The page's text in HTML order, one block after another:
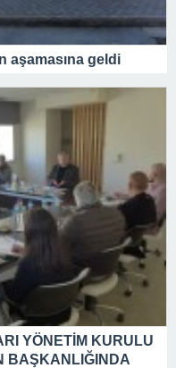
aşamasına geldi
YÖNETİM KURULU
BAŞKANLIĞINDA